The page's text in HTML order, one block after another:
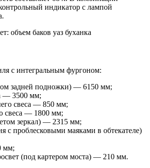
индикатор с лампой
объем баков уаз буханка
с интегральным фургоном:
задней подножки) — 6150 мм;
— 3500 мм;
свеса — 850 мм;
свеса — 1800 мм;
зеркал) — 2315 мм;
с проблесковыми маяками в обтекателе)
мм;
(под картером моста) — 210 мм.